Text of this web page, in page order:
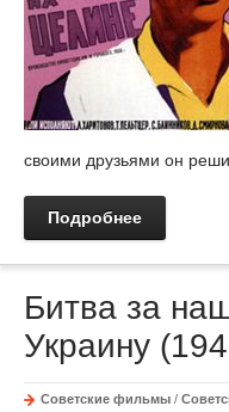
своими друзьями он
Подробнее
Битва за
Украину
Советские фильмы /